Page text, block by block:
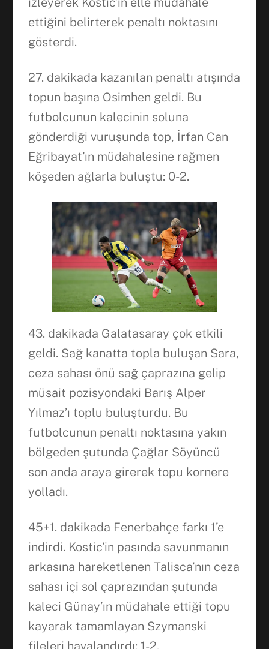
ettiğini belirterek penaltı noktasını
gösterdi.
27. dakikada kazanılan penaltı atışında
topun başına Osimhen geldi. Bu
futbolcunun kalecinin soluna
gönderdiği vuruşunda top, İrfan Can
Eğribayat’ın müdahalesine rağmen
köşeden ağlarla buluştu: 0-2.
43. dakikada Galatasaray çok etkili
geldi. Sağ kanatta topla buluşan Sara,
ceza sahası önü sağ çaprazına gelip
müsait pozisyondaki Barış Alper
Yılmaz’ı toplu buluşturdu. Bu
futbolcunun penaltı noktasına yakın
bölgeden şutunda Çağlar Söyüncü
son anda araya girerek topu kornere
yolladı.
45+1. dakikada Fenerbahçe farkı 1’e
indirdi. Kostic’in pasında savunmanın
arkasına hareketlenen Talisca’nın ceza
sahası içi sol çaprazından şutunda
kaleci Günay’ın müdahale ettiği topu
kayarak tamamlayan Szymanski
fileleri havalandırdı: 1-2.